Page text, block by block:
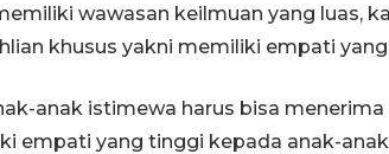
wawasan keilmuan yang luas,
khusus yakni memiliki empati
anak istimewa harus bisa
empati yang tinggi kepada anak-